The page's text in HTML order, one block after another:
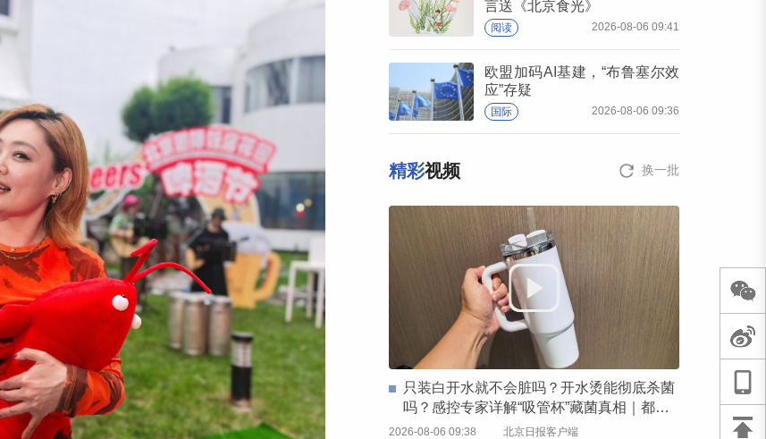
言送《北京食光》
阅读 2026-08-06 09:41
欧盟加码AI基建，“布鲁塞尔效
应”存疑
国际 2026-08-06 09:36
精彩视频 换一批
只装白开水就不会脏吗？开水烫能彻底杀菌
吗？感控专家详解“吸管杯”藏菌真相｜都视
频·热观察
2026-08-06 09:38 北京日报客户端